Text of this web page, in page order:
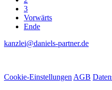
3
Vorwärts
Ende
kanzlei@daniels-partner.de
Cookie-Einstellungen AGB